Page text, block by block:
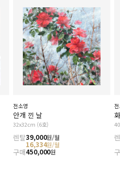
전소영
안개 낀 날
32x32cm (6호)
렌탈39,000원/월
16,334원/월
구매450,000원